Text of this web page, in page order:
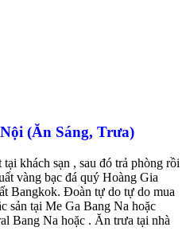
(Ăn Sáng, Trưa)
khách sạn , sau đó trả phòng rồi
vàng bạc đá quý Hoàng Gia
Bangkok. Đoàn tự do tự do mua
sản tại Me Ga Bang Na hoặc
Bang Na hoặc . Ăn trưa tại nhà